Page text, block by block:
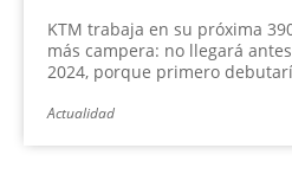
KTM trabaja en su próxima
más campera: no llegará
2024, porque primero
Actualidad